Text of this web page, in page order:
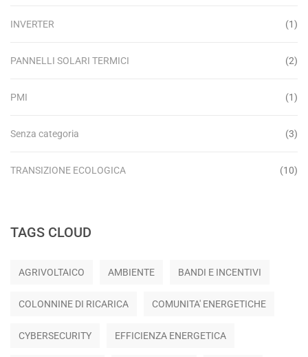
INVERTER (1)
PANNELLI SOLARI TERMICI (2)
PMI (1)
Senza categoria (3)
TRANSIZIONE ECOLOGICA (10)
TAGS CLOUD
AGRIVOLTAICO AMBIENTE BANDI E INCENTIVI
COLONNINE DI RICARICA COMUNITA' ENERGETICHE
CYBERSECURITY EFFICIENZA ENERGETICA